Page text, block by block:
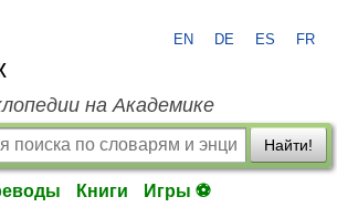
EN DE ES FR
на Академике
Найти!
Книги Игры ⚽